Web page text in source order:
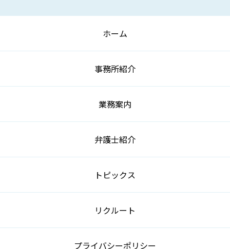
ホーム
事務所紹介
業務案内
弁護士紹介
トピックス
リクルート
プライバシーポリシー